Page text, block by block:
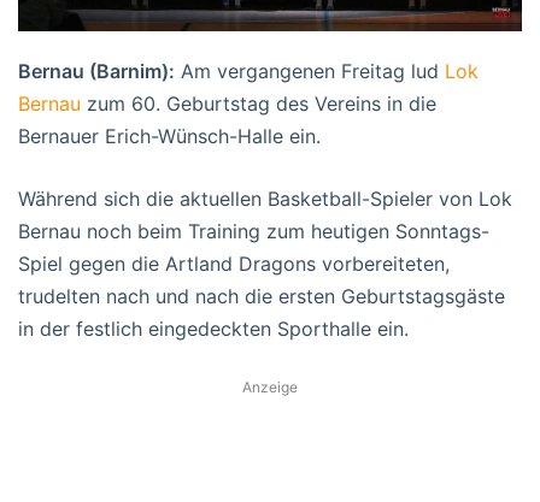
Bernau (Barnim): Am vergangenen Freitag lud Lok
Bernau zum 60. Geburtstag des Vereins in die
Bernauer Erich-Wünsch-Halle ein.
Während sich die aktuellen Basketball-Spieler von Lok
Bernau noch beim Training zum heutigen Sonntags-
Spiel gegen die Artland Dragons vorbereiteten,
trudelten nach und nach die ersten Geburtstagsgäste
in der festlich eingedeckten Sporthalle ein.
Anzeige